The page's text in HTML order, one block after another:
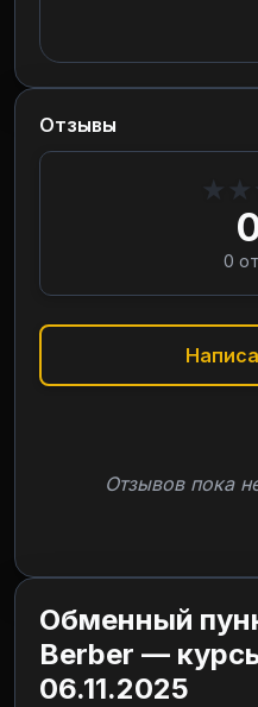
Отзывы
★ ★
0
Отзывов пока
Обменный
Berber —
06.11.2025